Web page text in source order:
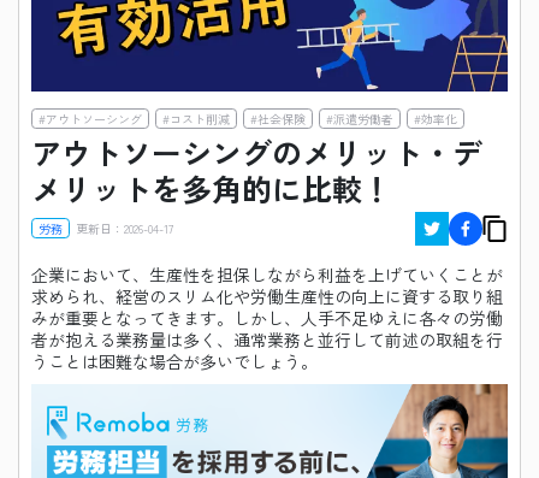
#アウトソーシング #コスト削減 #社会保険 #派遣労働者 #効率化
アウトソーシングのメリット・デ
メリットを多角的に比較！
労務 更新日： 2026-04-17
企業において、生産性を担保しながら利益を上げていくことが
求められ、経営のスリム化や労働生産性の向上に資する取り組
みが重要となってきます。しかし、人手不足ゆえに各々の労働
者が抱える業務量は多く、通常業務と並行して前述の取組を行
うことは困難な場合が多いでしょう。